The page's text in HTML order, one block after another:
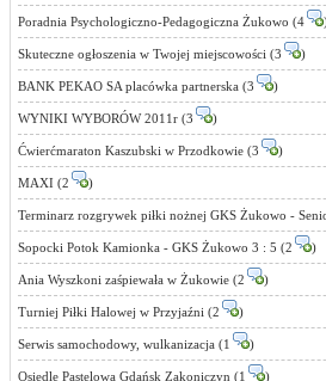
Poradnia Psychologiczno-Pedagogiczna Żukowo (4
Skuteczne ogłoszenia w Twojej miejscowości (3 )
BANK PEKAO SA placówka partnerska (3 )
WYNIKI WYBORÓW 2011r (3 )
Ćwierćmaraton Kaszubski w Przodkowie (3 )
MAXI (2 )
Terminarz rozgrywek piłki nożnej GKS Żukowo -
Sopocki Potok Kamionka - GKS Żukowo 3 : 5 (2 )
Ania Wyszkoni zaśpiewała w Żukowie (2 )
Turniej Piłki Halowej w Przyjaźni (2 )
Serwis samochodowy, wulkanizacja (1 )
Osiedle Pastelowa Gdańsk Zakoniczyn (1 )